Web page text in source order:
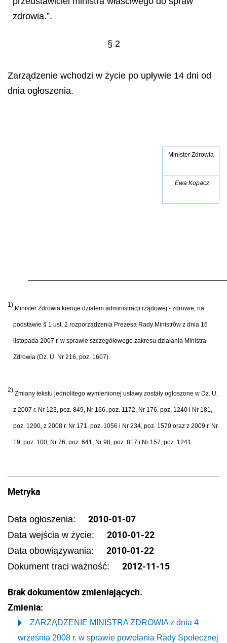
zdrowia.”.
§ 2
Zarządzenie wchodzi w życie po upływie 14 dni od
dnia ogłoszenia.
Minister Zdrowia
Ewa Kopacz
1) Minister Zdrowia kieruje działem administracji rządowej - zdrowie, na
podstawie § 1 ust. 2 rozporządzenia Prezesa Rady Ministrów z dnia 16
listopada 2007 r. w sprawie szczegółowego zakresu działania Ministra
Zdrowia (Dz. U. Nr 216, poz. 1607).
2) Zmiany tekstu jednolitego wymienionej ustawy zostały ogłoszone w Dz. U.
z 2007 r. Nr 123, poz. 849, Nr 166, poz. 1172, Nr 176, poz. 1240 i Nr 181,
poz. 1290, z 2008 r. Nr 171, poz. 1056 i Nr 234, poz. 1570 oraz z 2009 r. Nr
19, poz. 100, Nr 76, poz. 641, Nr 98, poz. 817 i Nr 157, poz. 1241.
Metryka
Data ogłoszenia: 2010-01-07
Data wejścia w życie: 2010-01-22
Data obowiązywania: 2010-01-22
Dokument traci ważność: 2012-11-15
Brak dokumentów zmieniających.
Zmienia:
ZARZĄDZENIE MINISTRA ZDROWIA z dnia 4
września 2008 r. w sprawie powołania Rady Społecznej